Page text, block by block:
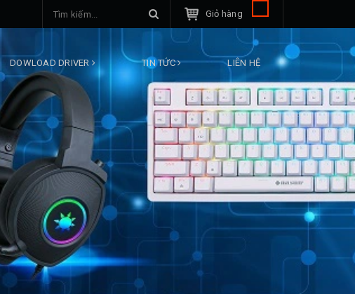
Giỏ hàng
DOWLOAD DRIVER TIN TỨC LIÊN HỆ